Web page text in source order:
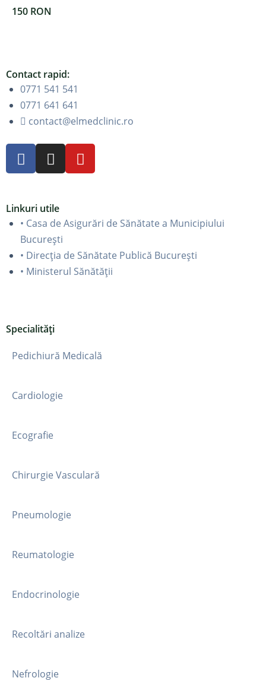
150 RON
Contact rapid:
0771 541 541
0771 641 641
contact@elmedclinic.ro
Linkuri utile
• Casa de Asigurări de Sănătate a Municipiului
București
• Direcția de Sănătate Publică București
• Ministerul Sănătății
Specialități
Pedichiură Medicală
Cardiologie
Ecografie
Chirurgie Vasculară
Pneumologie
Reumatologie
Endocrinologie
Recoltări analize
Nefrologie